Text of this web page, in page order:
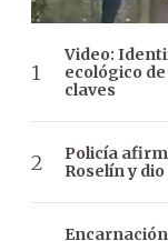
Video:
ecológico
claves
Policía
Roselín y